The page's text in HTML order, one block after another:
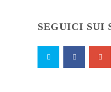
SEGUICI SUI